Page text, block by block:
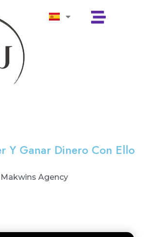
Y Ganar Dinero Con Ello
Makwins Agency